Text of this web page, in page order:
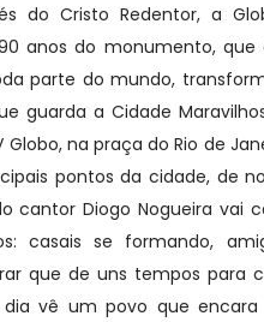
do Cristo Redentor, a
anos do monumento,
parte do mundo,
guarda a Cidade
Globo, na praça do Rio de
pontos da cidade, de
cantor Diogo Nogueira vai
casais se formando,
que de uns tempos para
vê um povo que